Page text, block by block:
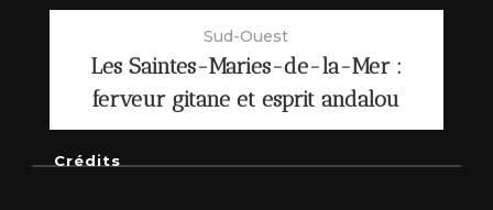
Sud-Ouest
Les Saintes-Maries-de-la-Mer :
ferveur gitane et esprit andalou
Crédits